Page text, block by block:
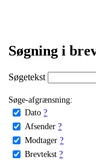
Søgning i
Søgetekst
Søge-afgrænsning:
Dato ?
Afsender ?
Modtager ?
Brevtekst ?